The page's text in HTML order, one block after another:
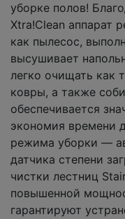
уборке полов!
Xtra!Clean аппарат
как пылесос,
высушивает
легко очищать как
ковры, а также
обеспечивается
экономия времени
режима уборки —
датчика степени
чистки лестниц
повышенной
гарантируют